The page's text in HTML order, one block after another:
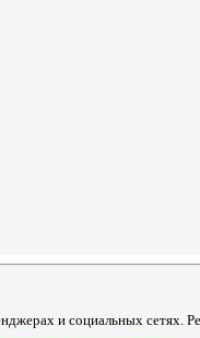
и социальных сетях.